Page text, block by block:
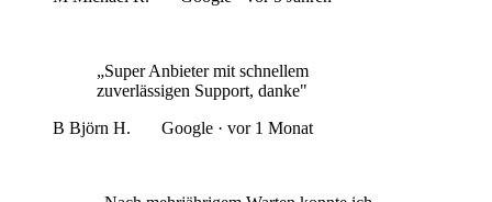
„Super Anbieter mit schnellem
zuverlässigen Support, danke"
B Björn H. Google · vor 1 Monat